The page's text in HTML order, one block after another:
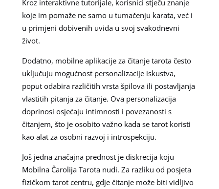
Kroz interaktivne tutorijale, korisnici stječu znanje
koje im pomaže ne samo u tumačenju karata, već i
u primjeni dobivenih uvida u svoj svakodnevni
život.
Dodatno, mobilne aplikacije za čitanje tarota često
uključuju mogućnost personalizacije iskustva,
poput odabira različitih vrsta špilova ili postavljanja
vlastitih pitanja za čitanje. Ova personalizacija
doprinosi osjećaju intimnosti i povezanosti s
čitanjem, što je osobito važno kada se tarot koristi
kao alat za osobni razvoj i introspekciju.
Još jedna značajna prednost je diskrecija koju
Mobilna Čarolija Tarota nudi. Za razliku od posjeta
fizičkom tarot centru, gdje čitanje može biti vidljivo